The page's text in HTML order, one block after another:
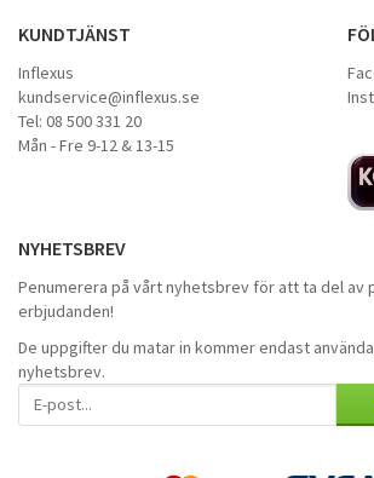
KUNDTJÄNST
Inflexus
kundservice@inflexus.se
Tel: 08 500 331 20
Mån - Fre 9-12 & 13-15
NYHETSBREV
Penumerera på vårt nyhetsbrev för att ta del av
erbjudanden!
De uppgifter du matar in kommer endast
nyhetsbrev.